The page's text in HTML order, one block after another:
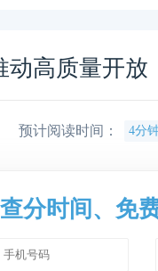
动高质量开放
预计阅读时间： 4分
分时间、免